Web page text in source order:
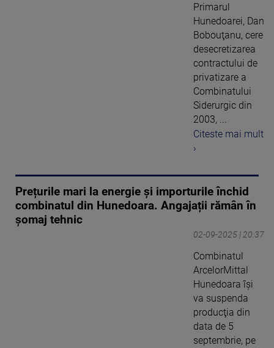
Primarul
Hunedoarei, Dan
Bobouţanu, cere
desecretizarea
contractului de
privatizare a
Combinatului
Siderurgic din
2003, ...
Citeste mai mult
›
Prețurile mari la energie și importurile închid
combinatul din Hunedoara. Angajații rămân în
șomaj tehnic
02-09-2025 | 20:37
Combinatul
ArcelorMittal
Hunedoara își
va suspenda
producţia din
data de 5
septembrie, pe